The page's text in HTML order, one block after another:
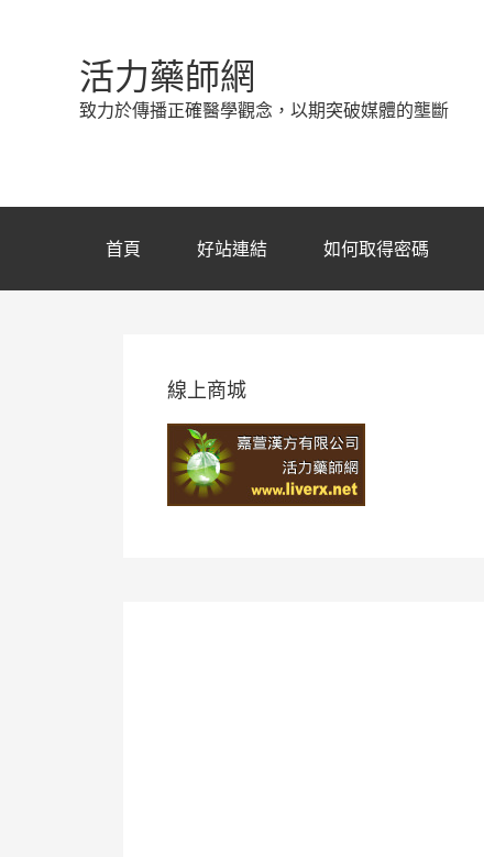
活力藥師網
致力於傳播正確醫學觀念，以期突破媒體的壟斷
首頁 好站連結 如何取得密碼
線上商城